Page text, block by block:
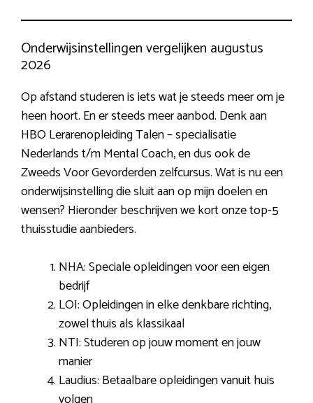
Onderwijsinstellingen vergelijken augustus
2026
Op afstand studeren is iets wat je steeds meer om je
heen hoort. En er steeds meer aanbod. Denk aan
HBO Lerarenopleiding Talen – specialisatie
Nederlands t/m Mental Coach, en dus ook de
Zweeds Voor Gevorderden zelfcursus. Wat is nu een
onderwijsinstelling die sluit aan op mijn doelen en
wensen? Hieronder beschrijven we kort onze top-5
thuisstudie aanbieders.
NHA: Speciale opleidingen voor een eigen
bedrijf
LOI: Opleidingen in elke denkbare richting,
zowel thuis als klassikaal
NTI: Studeren op jouw moment en jouw
manier
Laudius: Betaalbare opleidingen vanuit huis